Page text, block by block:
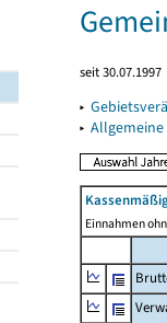
seit 30.07.1997
▸
▸
Einnahmen